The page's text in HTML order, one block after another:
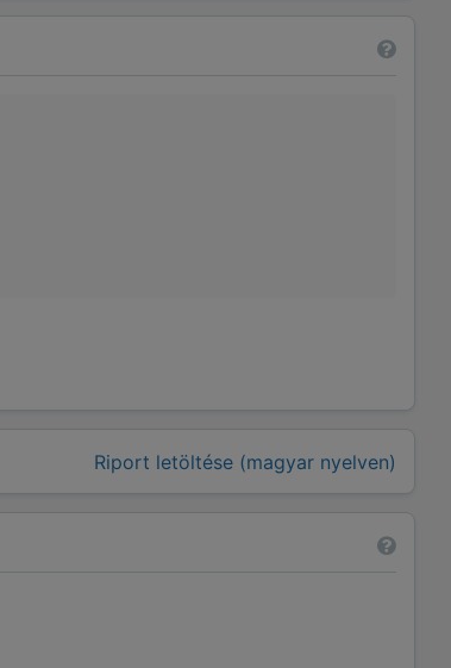
Riport letöltése (magyar nyelven)